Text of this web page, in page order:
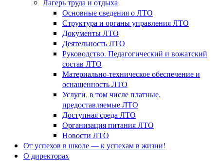
Лагерь труда и отдыха
Основные сведения о ЛТО
Структура и органы управления ЛТО
Документы ЛТО
Деятельность ЛТО
Руководство. Педагогический и вожатский
состав ЛТО
Материально-техническое обеспечение и
оснащенность ЛТО
Услуги, в том числе платные,
предоставляемые ЛТО
Доступная среда ЛТО
Организация питания ЛТО
Новости ЛТО
От успехов в школе — к успехам в жизни!
О директорах